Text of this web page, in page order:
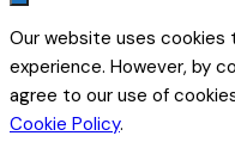
Our website uses
experience. However, by
agree to our use of
Cookie Policy.